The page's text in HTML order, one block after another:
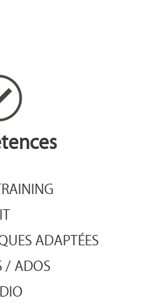
ADAPTÉES
/ ADOS